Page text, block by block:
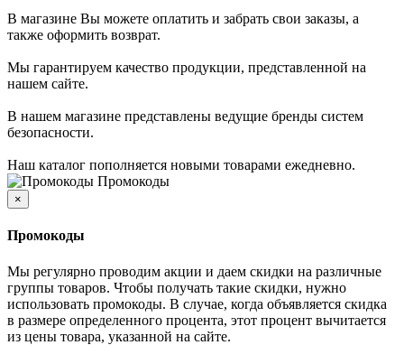
В магазине Вы можете оплатить и забрать свои заказы, а
также оформить возврат.
Мы гарантируем качество продукции, представленной на
нашем сайте.
В нашем магазине представлены ведущие бренды систем
безопасности.
Наш каталог пополняется новыми товарами ежедневно.
Промокоды
×
Промокоды
Мы регулярно проводим акции и даем скидки на различные
группы товаров. Чтобы получать такие скидки, нужно
использовать промокоды. В случае, когда объявляется скидка
в размере определенного процента, этот процент вычитается
из цены товара, указанной на сайте.